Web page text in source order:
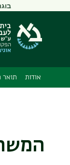
אודות תואר